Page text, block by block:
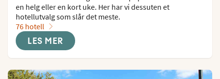
en helg eller en kort uke. Her har vi dessuten et
hotellutvalg som slår det meste.
76 hotell
LES MER